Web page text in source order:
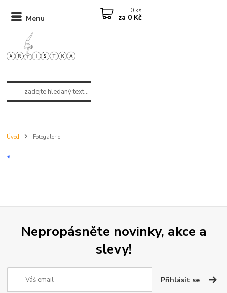
Menu
0 ks
za 0 Kč
Úvod Fotogalerie
*
Nepropásněte novinky, akce a
slevy!
Přihlásit se